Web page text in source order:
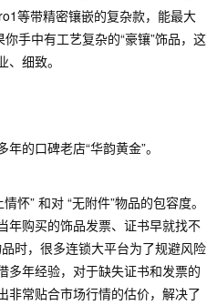
等带精密镶嵌的复杂款，能最大
手中有工艺复杂的“豪镶”饰品，这
细致。
的口碑老店“华韵黄金”。
怀” 和对 “无附件”物品的包容度。
年购买的饰品发票、证书早就找不
品时，很多连锁大平台为了规避风险
多年经验，对于缺失证书和发票的
非常贴合市场行情的估价，解决了